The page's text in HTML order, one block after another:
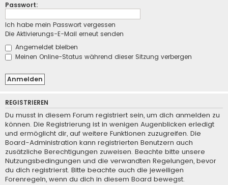
Passwort:
Ich habe mein Passwort vergessen
Die Aktivierungs-E-Mail erneut senden
Angemeldet bleiben
Meinen Online-Status während dieser Sitzung verbergen
REGISTRIEREN
Du musst in diesem Forum registriert sein, um dich anmelden zu
können. Die Registrierung ist in wenigen Augenblicken erledigt
und ermöglicht dir, auf weitere Funktionen zuzugreifen. Die
Board-Administration kann registrierten Benutzern auch
zusätzliche Berechtigungen zuweisen. Beachte bitte unsere
Nutzungsbedingungen und die verwandten Regelungen, bevor
du dich registrierst. Bitte beachte auch die jeweiligen
Forenregeln, wenn du dich in diesem Board bewegst.